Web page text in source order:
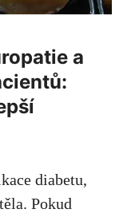
‍a
diabetu,
‍Pokud